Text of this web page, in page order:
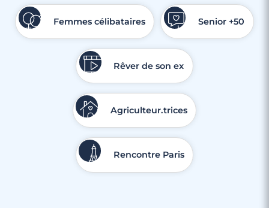
Femmes célibataires Senior +50
Rêver de son ex
Agriculteur.trices
Rencontre Paris